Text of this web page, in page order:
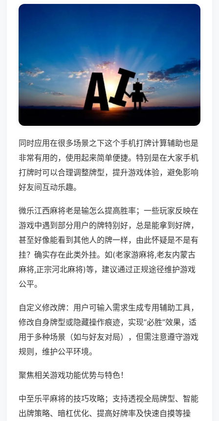
同时应用在很多场景之下这个手机打牌计算辅助也是
非常有用的，使用起来简单便捷。特别是在大家手机
打牌时可以合理调整牌型，提升游戏体验，避免影响
好友间互动乐趣。
微乐江西麻将老是输怎么提高胜率；一些玩家反映在
游戏中遇到部分用户的牌特别好，总是能拿到好牌，
甚至好像能看到其他人的牌一样，由此怀疑是不是有
挂？确实存在此类外挂。如(老家游麻将,老友内蒙古
麻将,正宗河北麻将)等，建议通过正规途径维护游戏
公平。
自定义修改牌：用户可输入需求生成专用辅助工具，
修改自身牌型或隐藏操作痕迹，实现“必胜”效果，适
用于多种场景（如与好友对局），但需注意遵守游戏
规则，维护公平环境。
聚焦相关游戏功能优势与特色！
中至乐平麻将的技巧攻略；支持透视全局牌型、智能
出牌策略、暗杠优化、提高好牌率及快速自摸等操